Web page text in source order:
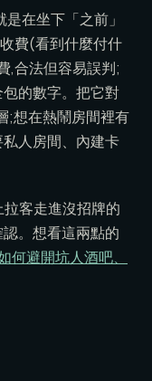
在坐下「之前」
費(看到什麼付什
,合法但容易誤判;
的數字。把它對
;想在熱鬧房間裡有
人房間、內建卡
客走進沒招牌的
。想看這兩點的
何避開坑人酒吧、